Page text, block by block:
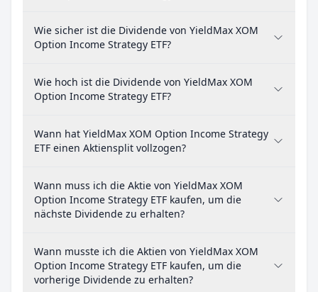
Wie sicher ist die Dividende von YieldMax XOM
Option Income Strategy ETF?
Wie hoch ist die Dividende von YieldMax XOM
Option Income Strategy ETF?
Wann hat YieldMax XOM Option Income Strategy
ETF einen Aktiensplit vollzogen?
Wann muss ich die Aktie von YieldMax XOM
Option Income Strategy ETF kaufen, um die
nächste Dividende zu erhalten?
Wann musste ich die Aktien von YieldMax XOM
Option Income Strategy ETF kaufen, um die
vorherige Dividende zu erhalten?